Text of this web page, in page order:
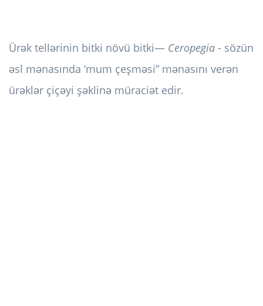
Ürək tellərinin bitki növü bitki— Ceropegia - sözün
əsl mənasında ‘mum çeşməsi” mənasını verən
ürəklər çiçəyi şəklinə müraciət edir.